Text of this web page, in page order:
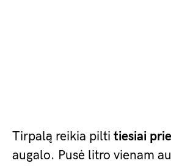
Tirpalą reikia pilti tiesiai
augalo. Pusė litro vienam